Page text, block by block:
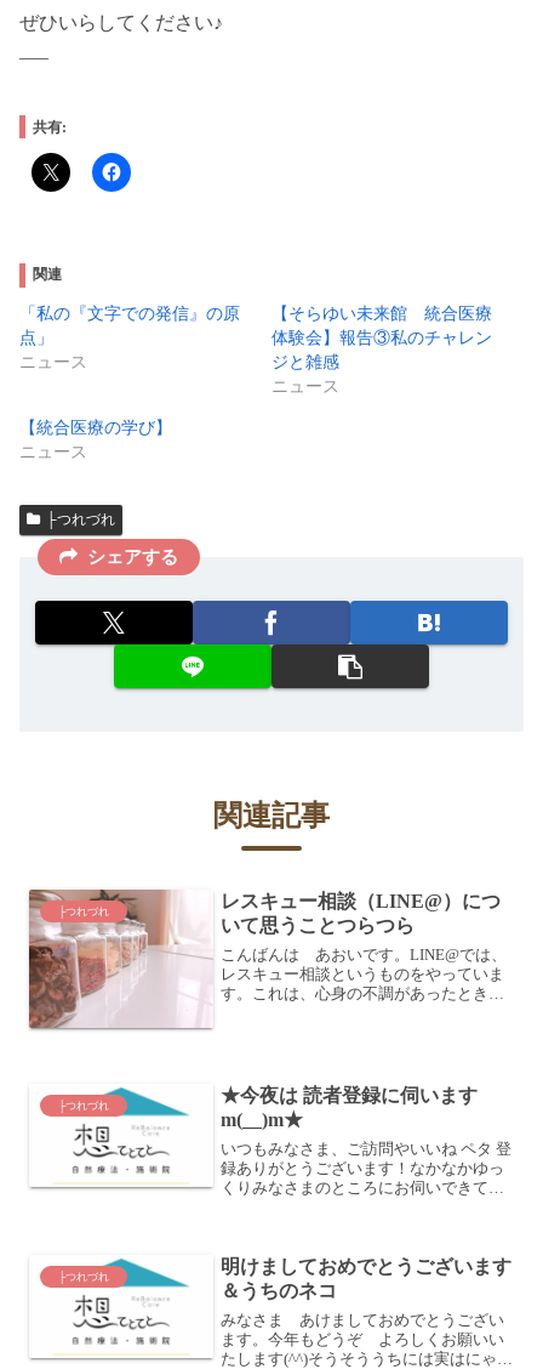
ぜひいらしてください♪
—–
共有:
関連
「私の『文字での発信』の原
点」
ニュース
【そらゆい未来館 統合医療
体験会】報告③私のチャレン
ジと雑感
ニュース
【統合医療の学び】
ニュース
├つれづれ
シェアする
関連記事
├つれづれ
レスキュー相談（LINE@）につ
いて思うことつらつら
こんばんは あおいです。LINE@では、
レスキュー相談というものをやっていま
す。これは、心身の不調があったとき
├つれづれ
★今夜は 読者登録に伺います
m(__)m★
いつもみなさま、ご訪問やいいね ペタ 登
録ありがとうございます！なかなかゆっ
くりみなさまのところにお伺いできてお
く予定で...
├つれづれ
明けましておめでとうございます
＆うちのネコ
みなさま あけましておめでとうござい
ます。今年もどうぞ よろしくお願いい
たします(^^)そうそううちには実はにゃん